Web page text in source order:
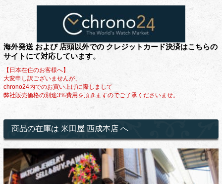
海外発送 および 店頭以外での クレジットカード決済はこちらの
サイトにて対応しています。
【日本在住のお客様へ】
大変申し訳ございませんが、
chrono24内でのお買い上げに際しまして
弊社販売価格の別途3%費用を頂きますのでご了承くださいませ。
商品の在庫は 米田屋 西成本店 へ